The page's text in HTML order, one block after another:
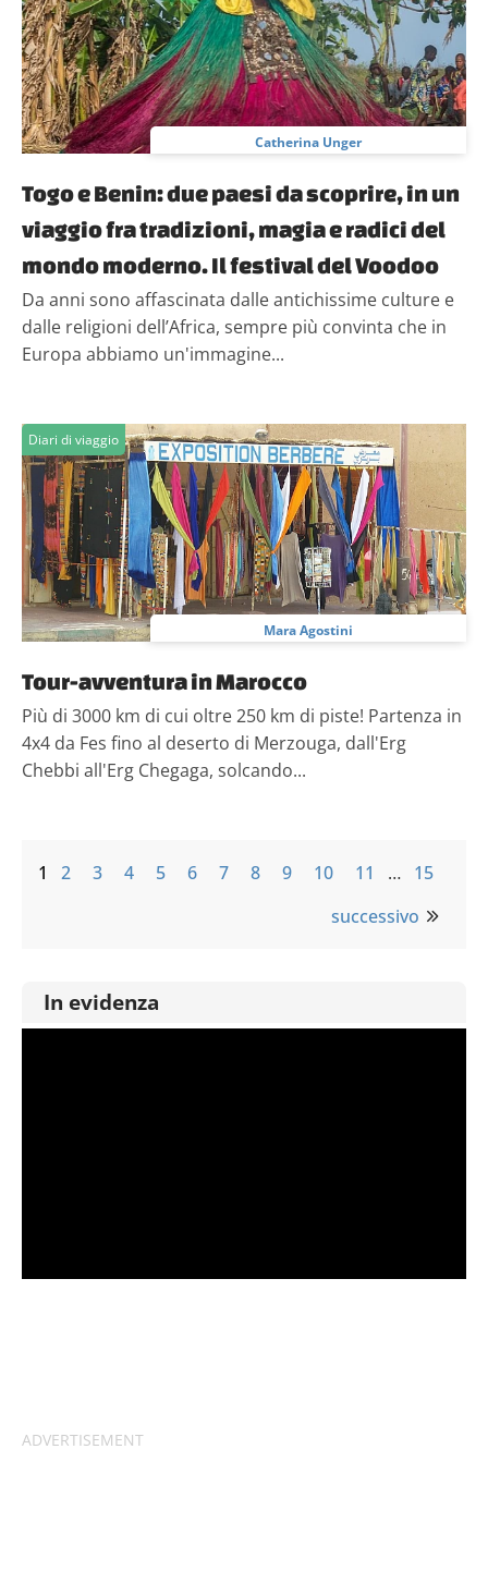
Catherina Unger
Togo e Benin: due paesi da scoprire, in un
viaggio fra tradizioni, magia e radici del
mondo moderno. Il festival del Voodoo
Da anni sono affascinata dalle antichissime culture e
dalle religioni dell’Africa, sempre più convinta che in
Europa abbiamo un'immagine...
Diari di viaggio
Mara Agostini
Tour-avventura in Marocco
Più di 3000 km di cui oltre 250 km di piste! Partenza in
4x4 da Fes fino al deserto di Merzouga, dall'Erg
Chebbi all'Erg Chegaga, solcando...
1 2 3 4 5 6 7 8 9 10 11 … 15
successivo
In evidenza